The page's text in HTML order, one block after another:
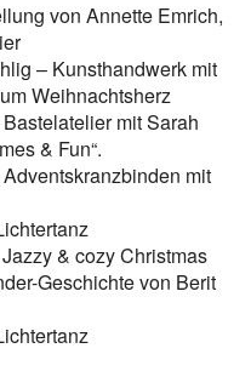
von Annette Emrich,
– Kunsthandwerk mit
Weihnachtsherz
mit Sarah
& Fun“.
mit
& cozy Christmas
Geschichte von Berit